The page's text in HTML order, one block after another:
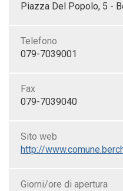
Piazza Del Popolo, 5 -
Telefono
079-7039001
Fax
079-7039040
Sito web
http://
Giorni/ore di apertura